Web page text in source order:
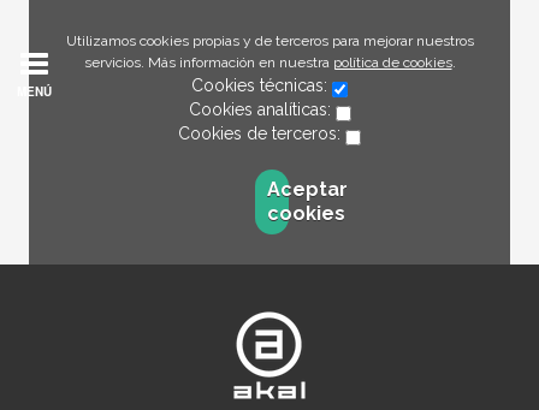
Utilizamos cookies propias y de terceros para mejorar nuestros
servicios. Más información en nuestra política de cookies.
Cookies técnicas:
Cookies analíticas:
Cookies de terceros:
Aceptar
cookies
MENÚ